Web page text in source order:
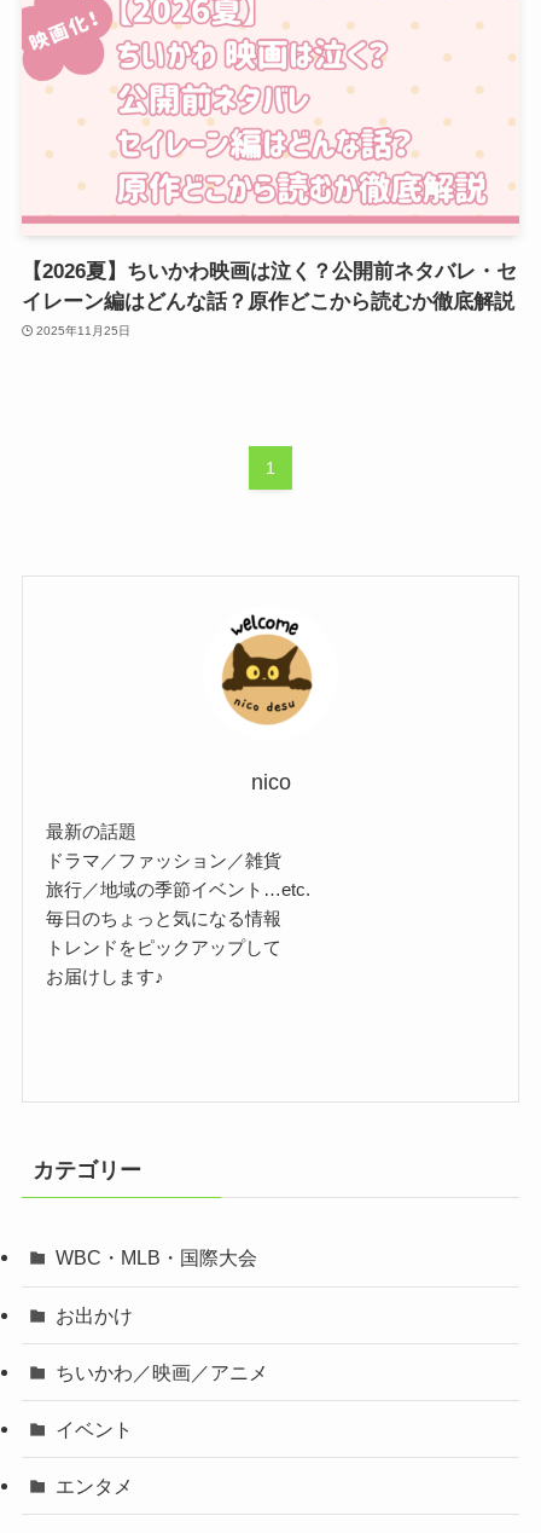
【2026夏】ちいかわ映画は泣く？公開前ネタバレ・セ
イレーン編はどんな話？原作どこから読むか徹底解説
2025年11月25日
1
nico
最新の話題
ドラマ／ファッション／雑貨
旅行／地域の季節イベント…etc.
毎日のちょっと気になる情報
トレンドをピックアップして
お届けします♪
カテゴリー
WBC・MLB・国際大会
お出かけ
ちいかわ／映画／アニメ
イベント
エンタメ